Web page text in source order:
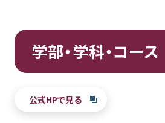
学部・学科・コース
公式HPで見る